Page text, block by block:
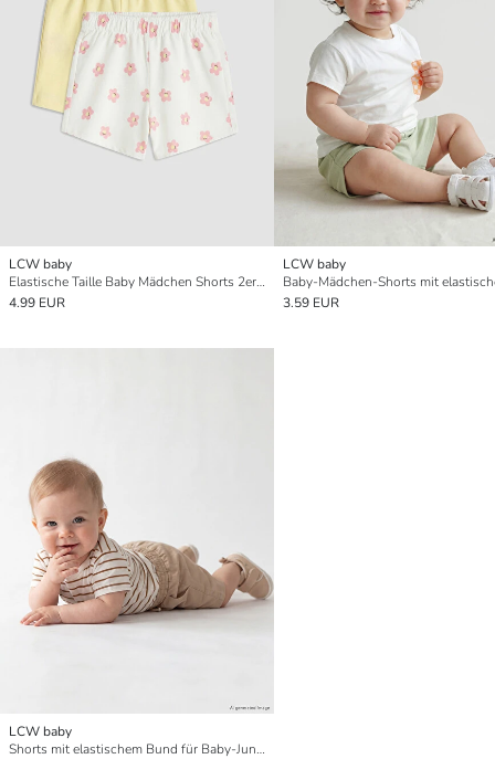
LCW baby
Elastische Taille Baby Mädchen Shorts 2er Pack
4.99 EUR
LCW baby
3.59 EUR
LCW baby
Shorts mit elastischem Bund für Baby-Jungen